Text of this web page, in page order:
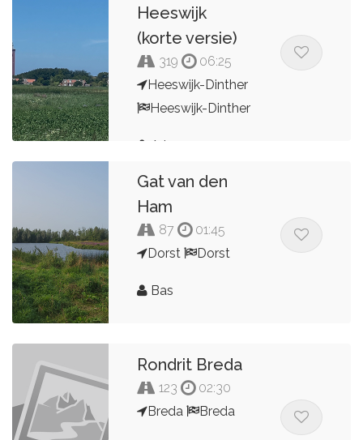
Heeswijk
(korte versie)
319
06:25
Heeswijk-Dinther
Heeswijk-Dinther
Arjo
Gat van den
Ham
87
01:45
Dorst
Dorst
Bas
Rondrit Breda
123
02:30
Breda
Breda